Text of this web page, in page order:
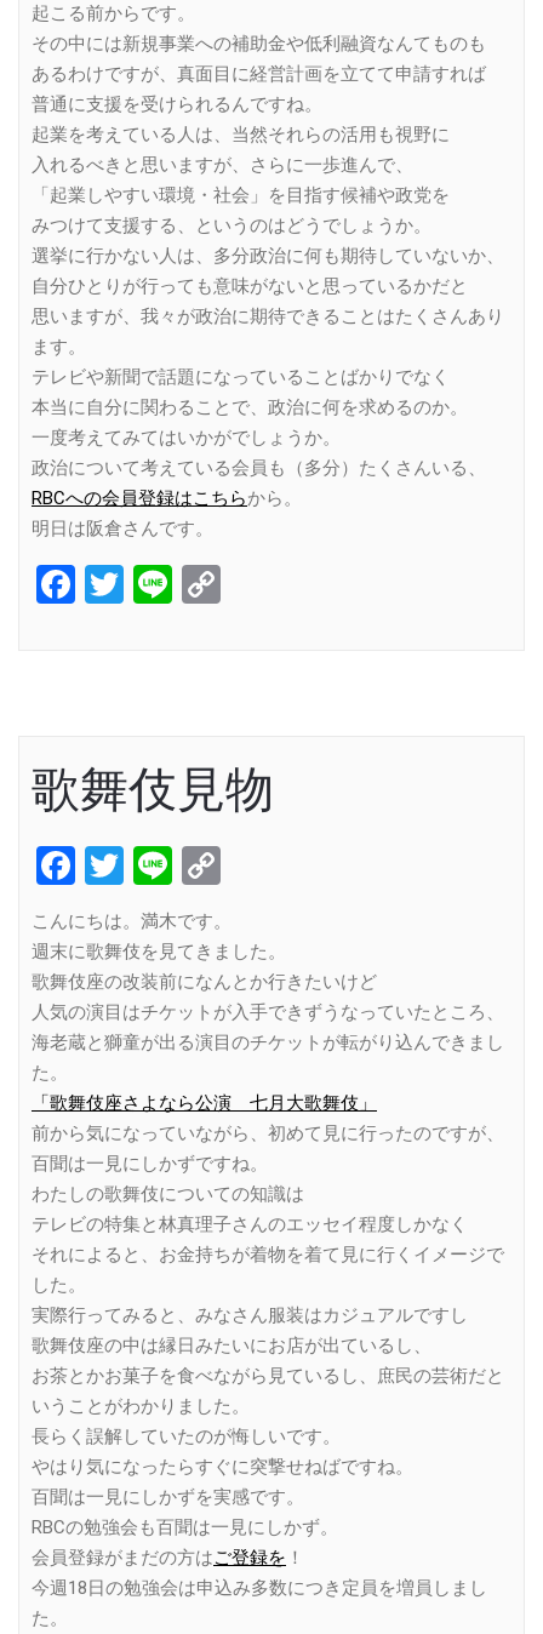
起こる前からです。
その中には新規事業への補助金や低利融資なんてものも
あるわけですが、真面目に経営計画を立てて申請すれば
普通に支援を受けられるんですね。
起業を考えている人は、当然それらの活用も視野に
入れるべきと思いますが、さらに一歩進んで、
「起業しやすい環境・社会」を目指す候補や政党を
みつけて支援する、というのはどうでしょうか。
選挙に行かない人は、多分政治に何も期待していないか、
自分ひとりが行っても意味がないと思っているかだと
思いますが、我々が政治に期待できることはたくさんあり
ます。
テレビや新聞で話題になっていることばかりでなく
本当に自分に関わることで、政治に何を求めるのか。
一度考えてみてはいかがでしょうか。
政治について考えている会員も（多分）たくさんいる、
RBCへの会員登録はこちらから。
明日は阪倉さんです。
Facebook
Twitter
Line
歌舞伎見物
Facebook
Twitter
Line
こんにちは。満木です。
週末に歌舞伎を見てきました。
歌舞伎座の改装前になんとか行きたいけど
人気の演目はチケットが入手できずうなっていたところ、
海老蔵と獅童が出る演目のチケットが転がり込んできまし
た。
「歌舞伎座さよなら公演 七月大歌舞伎」
前から気になっていながら、初めて見に行ったのですが、
百聞は一見にしかずですね。
わたしの歌舞伎についての知識は
テレビの特集と林真理子さんのエッセイ程度しかなく
それによると、お金持ちが着物を着て見に行くイメージで
した。
実際行ってみると、みなさん服装はカジュアルですし
歌舞伎座の中は縁日みたいにお店が出ているし、
お茶とかお菓子を食べながら見ているし、庶民の芸術だと
いうことがわかりました。
長らく誤解していたのが悔しいです。
やはり気になったらすぐに突撃せねばですね。
百聞は一見にしかずを実感です。
RBCの勉強会も百聞は一見にしかず。
会員登録がまだの方はご登録を ！
今週18日の勉強会は申込み多数につき定員を増員しまし
た。